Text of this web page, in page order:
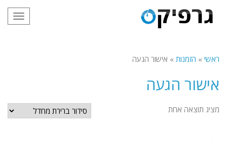
ראשי » הזמנות » אישור הגעה
אישור הגעה
מציג תוצאה אחת